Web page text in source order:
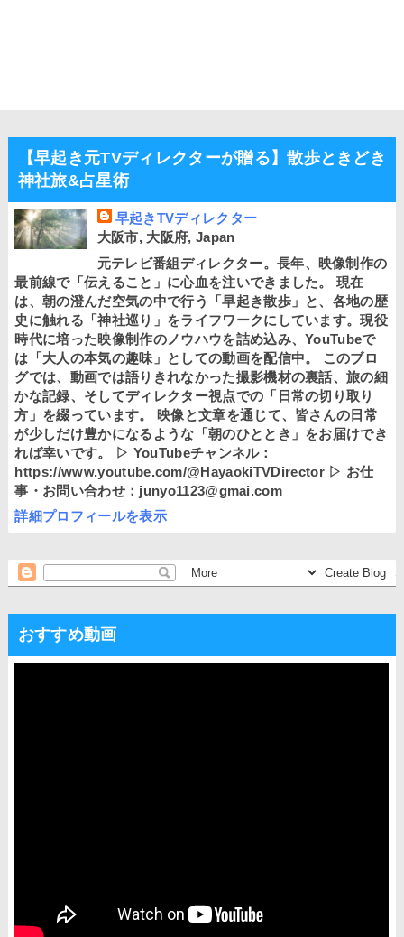
【早起き元TVディレクターが贈る】散歩ときどき
神社旅&占星術
早起きTVディレクター
大阪市, 大阪府, Japan
元テレビ番組ディレクター。長年、映像制作の
最前線で「伝えること」に心血を注いできました。 現在
は、朝の澄んだ空気の中で行う「早起き散歩」と、各地の歴
史に触れる「神社巡り」をライフワークにしています。現役
時代に培った映像制作のノウハウを詰め込み、YouTubeで
は「大人の本気の趣味」としての動画を配信中。 このブロ
グでは、動画では語りきれなかった撮影機材の裏話、旅の細
かな記録、そしてディレクター視点での「日常の切り取り
方」を綴っています。 映像と文章を通じて、皆さんの日常
が少しだけ豊かになるような「朝のひととき」をお届けでき
れば幸いです。 ▷ YouTubeチャンネル：
https://www.youtube.com/@HayaokiTVDirector ▷ お仕
事・お問い合わせ：junyo1123@gmai.com
詳細プロフィールを表示
おすすめ動画